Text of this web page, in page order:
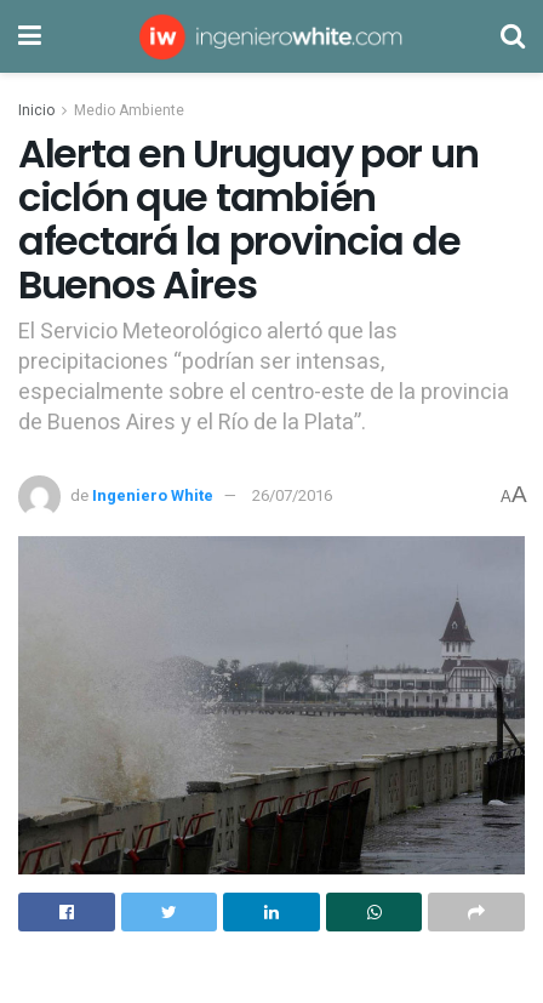
Inicio Medio Ambiente
Alerta en Uruguay por un
ciclón que también
afectará la provincia de
Buenos Aires
El Servicio Meteorológico alertó que las
precipitaciones “podrían ser intensas,
especialmente sobre el centro-este de la provincia
de Buenos Aires y el Río de la Plata”.
de Ingeniero White 26/07/2016 AA